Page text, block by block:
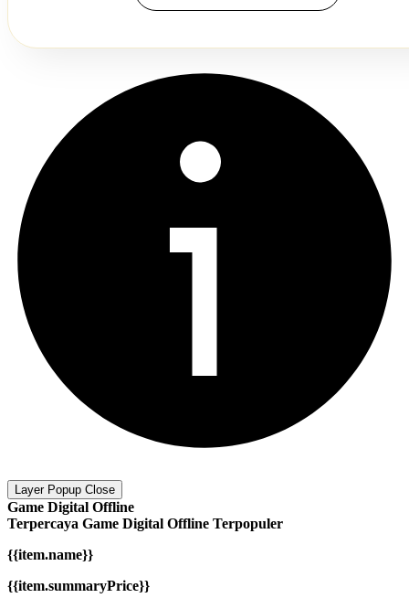
Layer Popup Close
Game Digital Offline
Terpercaya Game Digital Offline Terpopuler
{{item.name}}
{{item.summaryPrice}}